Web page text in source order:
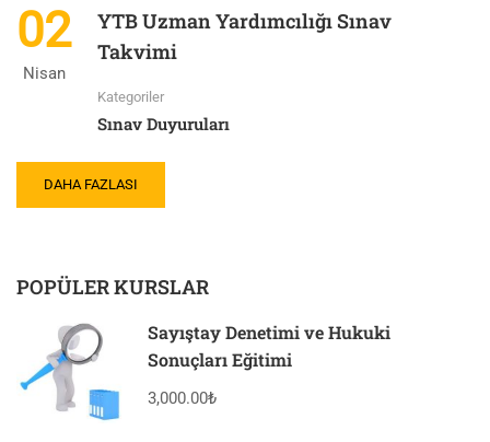
02
Nisan
YTB Uzman Yardımcılığı Sınav
Takvimi
Kategoriler
Sınav Duyuruları
DAHA FAZLASI
POPÜLER KURSLAR
Sayıştay Denetimi ve Hukuki
Sonuçları Eğitimi
3,000.00₺